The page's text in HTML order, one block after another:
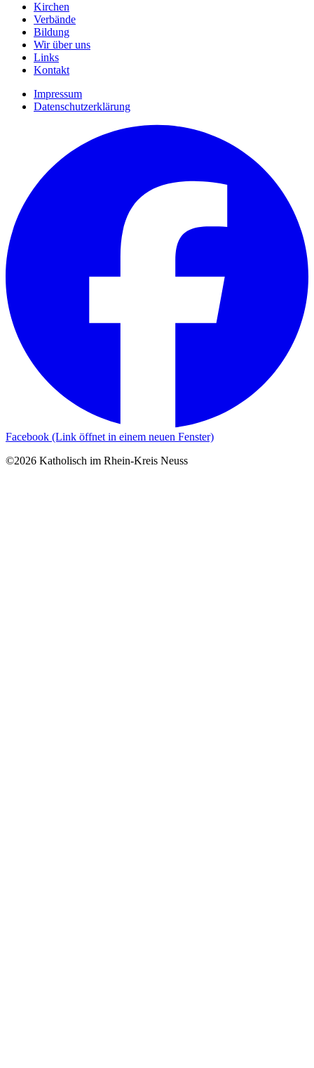
Kirchen
Verbände
Bildung
Wir über uns
Links
Kontakt
Impressum
Datenschutzerklärung
Facebook (Link öffnet in einem neuen Fenster)
©2026 Katholisch im Rhein-Kreis Neuss